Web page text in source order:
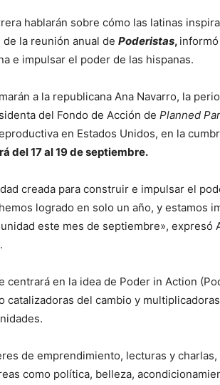
hablarán sobre cómo las latinas
la reunión anual de Poderistas,
e impulsar el poder de las hispanas.
a la republicana Ana Navarro, la
del Fondo de Acción de Planned
en Estados Unidos, en la
del 17 al 19 de septiembre.
creada para construir e impulsar el
logrado en solo un año, y estamos
este mes de septiembre», expresó
centrará en la idea de Poder in Action
catalizadoras del cambio y
de emprendimiento, lecturas y
como política, belleza,